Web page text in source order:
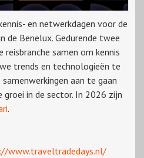
en netwerkdagen voor de
de Benelux. Gedurende twee
reisbranche samen om kennis
trends en technologieën te
aan te gaan
groei in de sector. In 2026 zijn
.
www.traveltradedays.nl/